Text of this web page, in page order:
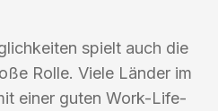
spielt auch die
Rolle. Viele Länder im
einer guten Work-Life-